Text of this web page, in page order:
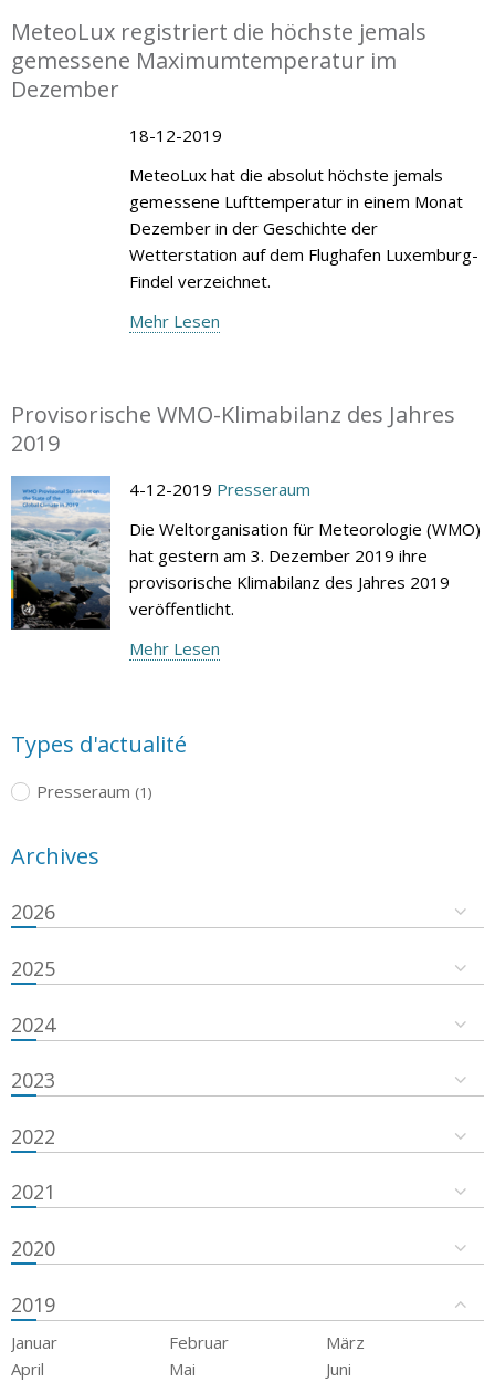
MeteoLux registriert die höchste jemals
gemessene Maximumtemperatur im
Dezember
18-12-2019
MeteoLux hat die absolut höchste jemals
gemessene Lufttemperatur in einem Monat
Dezember in der Geschichte der
Wetterstation auf dem Flughafen Luxemburg-
Findel verzeichnet.
Mehr Lesen
Provisorische WMO-Klimabilanz des Jahres
2019
4-12-2019 Presseraum
Die Weltorganisation für Meteorologie (WMO)
hat gestern am 3. Dezember 2019 ihre
provisorische Klimabilanz des Jahres 2019
veröffentlicht.
Mehr Lesen
Types d'actualité
Presseraum (1)
Archives
2026
2025
2024
2023
2022
2021
2020
2019
Januar Februar
März
April
Mai
Juni